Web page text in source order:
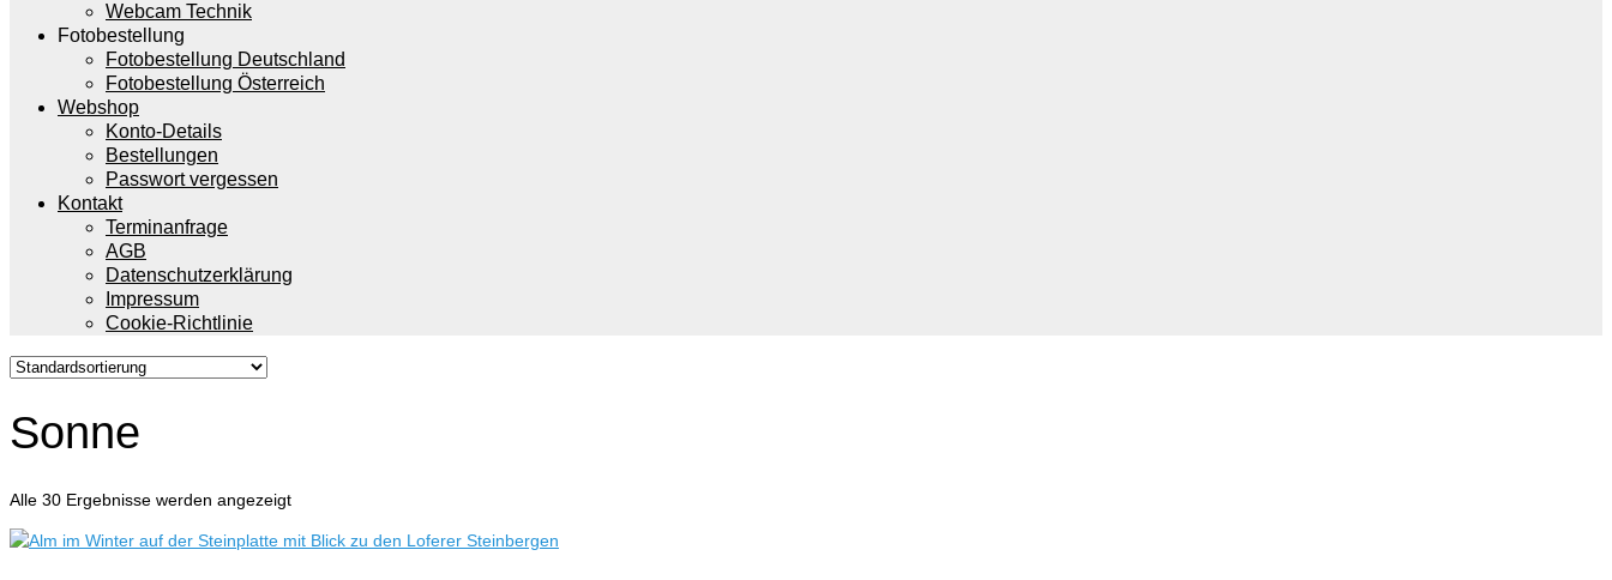
Webcam Technik
Fotobestellung
Fotobestellung Deutschland
Fotobestellung Österreich
Webshop
Konto-Details
Bestellungen
Passwort vergessen
Kontakt
Terminanfrage
AGB
Datenschutzerklärung
Impressum
Cookie-Richtlinie
Sonne
Alle 30 Ergebnisse werden angezeigt